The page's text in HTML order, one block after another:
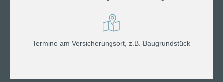
Termine am Versicherungsort, z.B. Baugrundstück